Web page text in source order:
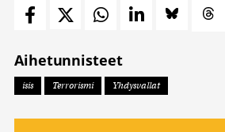
Aihetunnisteet
isis Terrorismi Yhdysvallat